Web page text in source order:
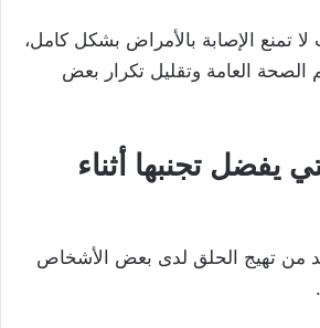
تمنع الإصابة بالأمراض بشكل كامل،
الصحة العامة وتقليل تكرار بعض
يفضل تجنبها أثناء
من تهيج الحلق لدى بعض الأشخاص